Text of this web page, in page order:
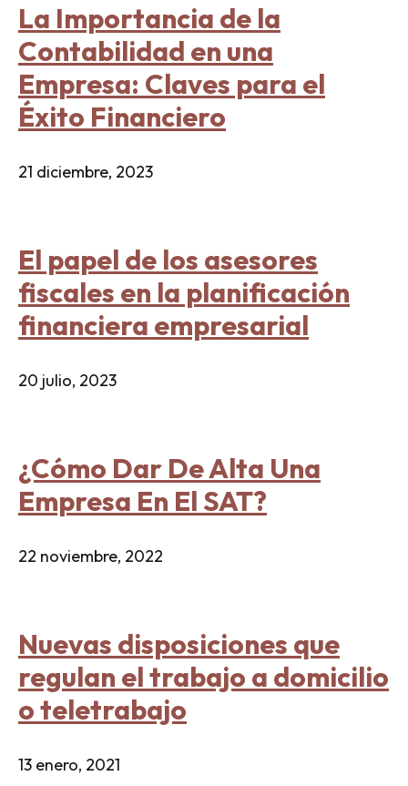
La Importancia de la
Contabilidad en una
Empresa: Claves para el
Éxito Financiero
21 diciembre, 2023
El papel de los asesores
fiscales en la planificación
financiera empresarial
20 julio, 2023
¿Cómo Dar De Alta Una
Empresa En El SAT?
22 noviembre, 2022
Nuevas disposiciones que
regulan el trabajo a domicilio
o teletrabajo
13 enero, 2021